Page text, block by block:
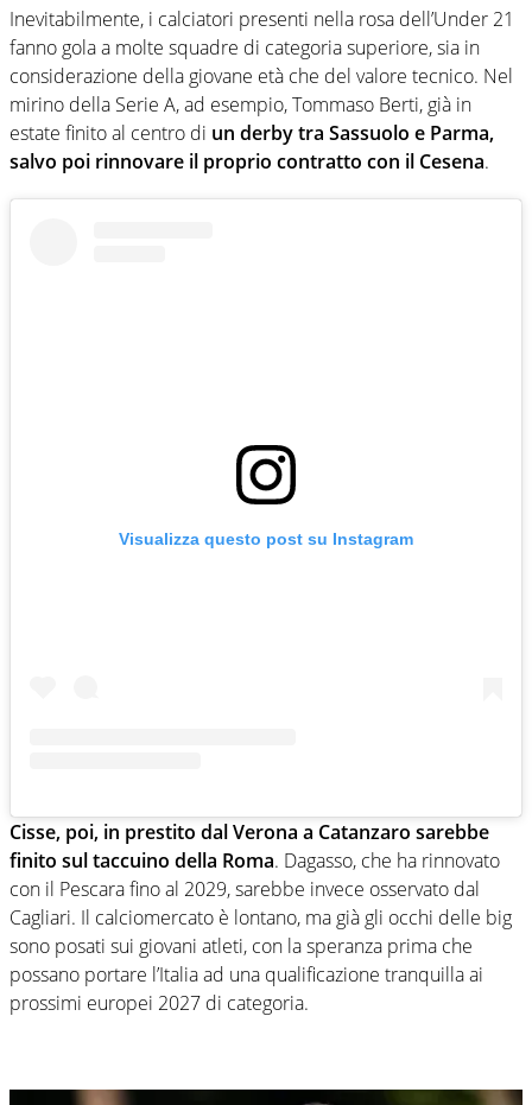
Inevitabilmente, i calciatori presenti nella rosa dell’Under 21
fanno gola a molte squadre di categoria superiore, sia in
considerazione della giovane età che del valore tecnico. Nel
mirino della Serie A, ad esempio, Tommaso Berti, già in
estate finito al centro di un derby tra Sassuolo e Parma,
salvo poi rinnovare il proprio contratto con il Cesena.
Visualizza questo post su Instagram
Cisse, poi, in prestito dal Verona a Catanzaro sarebbe
finito sul taccuino della Roma. Dagasso, che ha rinnovato
con il Pescara fino al 2029, sarebbe invece osservato dal
Cagliari. Il calciomercato è lontano, ma già gli occhi delle big
sono posati sui giovani atleti, con la speranza prima che
possano portare l’Italia ad una qualificazione tranquilla ai
prossimi europei 2027 di categoria.